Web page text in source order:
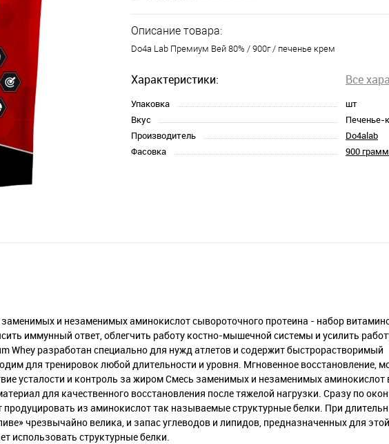
Описание товара:
Do4a Lab Премиум Вей 80% / 900г / печенье крем
Характеристики: Все
Упаковка
шт
Вкус
Печенье-
Производитель
Do4alab
Фасовка
900 грамм
и незаменимых аминокислот сывороточного протеина - набор
иммунный ответ, облегчить работу костно-мышечной системы и усилить
Whey разработан специально для нужд атлетов и содержит быстрорастворимый
для тренировок любой длительности и уровня. Мгновенное
усталости и контроль за жиром Смесь заменимых и незаменимых аминокислот
для качественного восстановления после тяжелой нагрузки. Сразу по
из аминокислот так называемые структурные белки. При
чрезвычайно велика, и запас углеводов и липидов, предназначенных для
использовать структурные белки.